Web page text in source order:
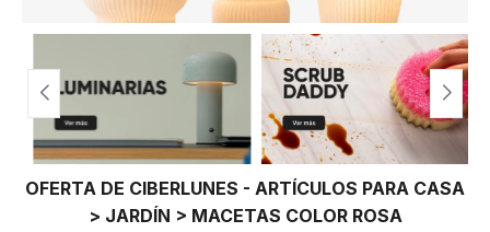
OFERTA DE CIBERLUNES - ARTÍCULOS PARA CASA
> JARDÍN > MACETAS COLOR ROSA